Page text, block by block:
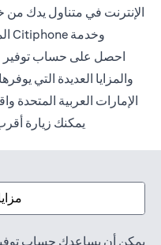
الإنترنت في متناول يدك من
وخدمة Citiphone المتوفرة على مدار 24 ساعة.
احصل على حساب توفير
والمزايا العديدة التي
الإمارات العربية المتحدة
يمكنك زيارة
يمكن أن يساعدك حساب